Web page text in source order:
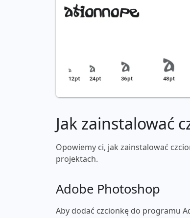
Jak zainstalować
Opowiemy ci, jak zainstalować
projektach.
Adobe Photoshop
Aby dodać czcionkę do programu